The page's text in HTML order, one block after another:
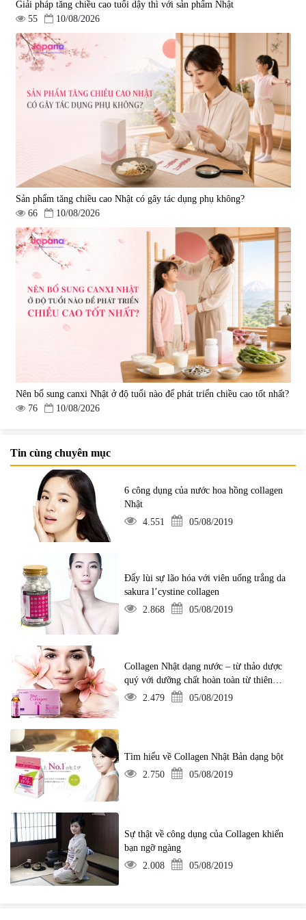
Giải pháp tăng chiều cao tuổi dậy thì với sản phẩm Nhật
55
10/08/2026
Sản phẩm tăng chiều cao Nhật có gây tác dụng phụ không?
66
10/08/2026
Nên bổ sung canxi Nhật ở độ tuổi nào để phát triển chiều cao tốt nhất?
76
10/08/2026
Tin cùng chuyên mục
6 công dụng của nước hoa hồng collagen
Nhật
4.551
05/08/2019
Đẩy lùi sự lão hóa với viên uống trắng da
sakura l’cystine collagen
2.868
05/08/2019
Collagen Nhật dạng nước – từ thảo dược
quý với dưỡng chất hoàn toàn từ thiên
nhiên2.479 05/08/2019
Tìm hiểu về Collagen Nhật Bản dạng bột
2.750
05/08/2019
Sự thật về công dụng của Collagen khiến
bạn ngỡ ngàng
2.008
05/08/2019